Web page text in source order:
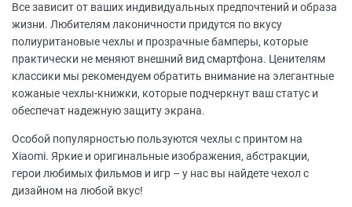
Все зависит от ваших индивидуальных предпочтений и образа
жизни. Любителям лаконичности придутся по вкусу
полиуритановые чехлы и прозрачные бамперы, которые
практически не меняют внешний вид смартфона. Ценителям
классики мы рекомендуем обратить внимание на элегантные
кожаные чехлы-книжки, которые подчеркнут ваш статус и
обеспечат надежную защиту экрана.
Особой популярностью пользуются чехлы с принтом на
Xiaomi. Яркие и оригинальные изображения, абстракции,
герои любимых фильмов и игр – у нас вы найдете чехол с
дизайном на любой вкус!